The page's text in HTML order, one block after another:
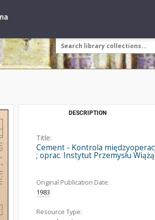
DESCRIPTION
Title:
Cement - Kontrola
; oprac. Instytut Przemysłu
Original Publication Date:
1983
Resource Type: